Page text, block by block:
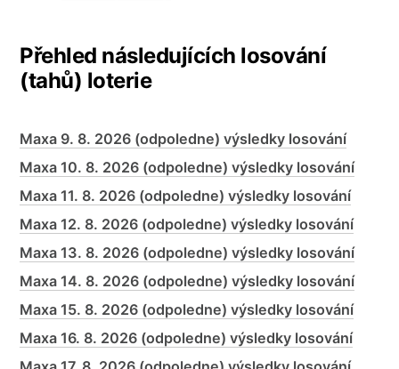
Přehled následujících losování
(tahů) loterie
Maxa 9. 8. 2026 (odpoledne) výsledky losování
Maxa 10. 8. 2026 (odpoledne) výsledky losování
Maxa 11. 8. 2026 (odpoledne) výsledky losování
Maxa 12. 8. 2026 (odpoledne) výsledky losování
Maxa 13. 8. 2026 (odpoledne) výsledky losování
Maxa 14. 8. 2026 (odpoledne) výsledky losování
Maxa 15. 8. 2026 (odpoledne) výsledky losování
Maxa 16. 8. 2026 (odpoledne) výsledky losování